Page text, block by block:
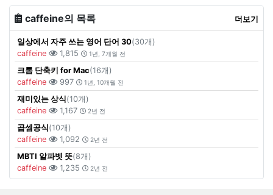
caffeine의 목록 더보기
일상에서 자주 쓰는 영어 단어 30(30개)
caffeine
1,815 1년, 7개월 전
크롬 단축키 for Mac(16개)
caffeine
997 1년, 10개월 전
재미있는 상식(10개)
caffeine
1,167 2년 전
곱셈공식(10개)
caffeine
1,092 2년 전
MBTI 알파벳 뜻(8개)
caffeine
1,235 2년 전